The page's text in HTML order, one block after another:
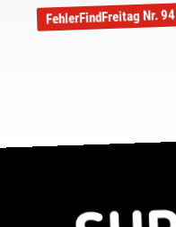
FehlerFindFreitag Nr. 94